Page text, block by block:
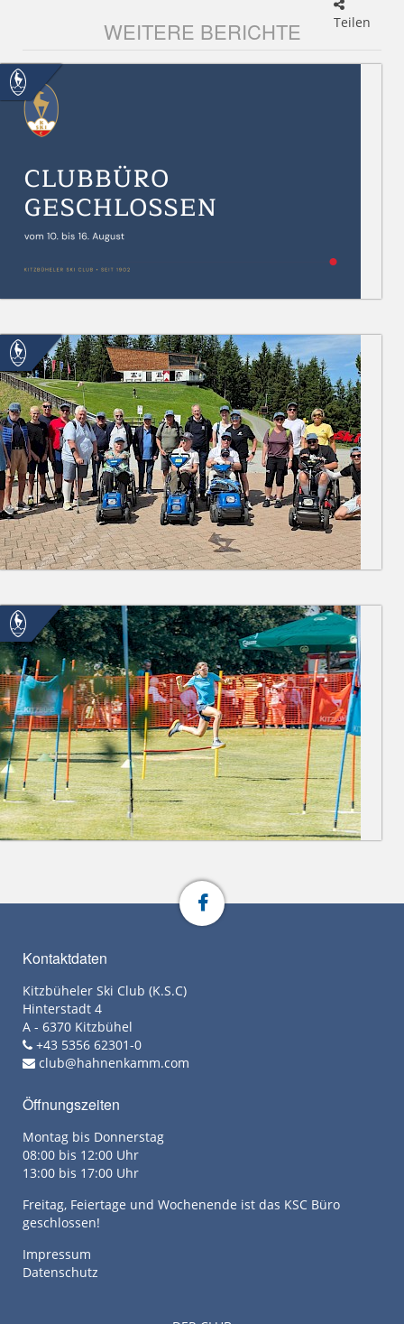
Teilen
WEITERE BERICHTE
Kontaktdaten
Kitzbüheler Ski Club (K.S.C)
Hinterstadt 4
A - 6370 Kitzbühel
+43 5356 62301-0
club@hahnenkamm.com
Öffnungszeiten
Montag bis Donnerstag
08:00 bis 12:00 Uhr
13:00 bis 17:00 Uhr
Freitag, Feiertage und Wochenende ist das KSC Büro
geschlossen!
Impressum
Datenschutz